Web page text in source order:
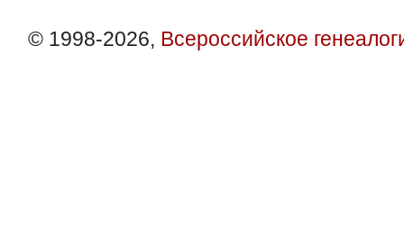
© 1998-2026, Всероссийское